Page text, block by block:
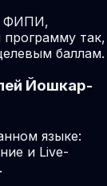
ФИПИ,
так,
баллам.
Йошкар-
языке:
и Live-